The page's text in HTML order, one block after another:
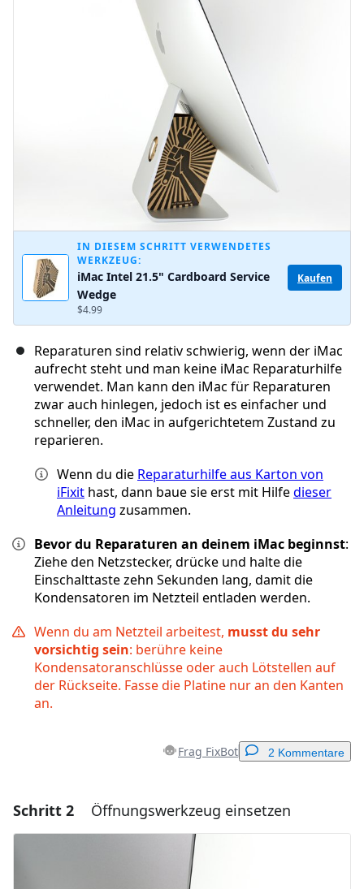
IN DIESEM SCHRITT VERWENDETES
WERKZEUG:
iMac Intel 21.5" Cardboard Service
Wedge
$4.99
Kaufen
Reparaturen sind relativ schwierig, wenn der iMac
aufrecht steht und man keine iMac Reparaturhilfe
verwendet. Man kann den iMac für Reparaturen
zwar auch hinlegen, jedoch ist es einfacher und
schneller, den iMac in aufgerichtetem Zustand zu
reparieren.
Wenn du die Reparaturhilfe aus Karton von
iFixit hast, dann baue sie erst mit Hilfedieser
Anleitung zusammen.
Bevor du Reparaturen an deinem iMac beginnst:
Ziehe den Netzstecker, drücke und halte die
Einschalttaste zehn Sekunden lang, damit die
Kondensatoren im Netzteil entladen werden.
Wenn du am Netzteil arbeitest, musst du sehr
vorsichtig sein: berühre keine
Kondensatoranschlüsse oder auch Lötstellen auf
der Rückseite. Fasse die Platine nur an den Kanten
an.
Frag FixBot 2 Kommentare
Einen Kommentar hinzufügen
Kommentar hinzufügen
Schritt 2 Öffnungswerkzeug einsetzen